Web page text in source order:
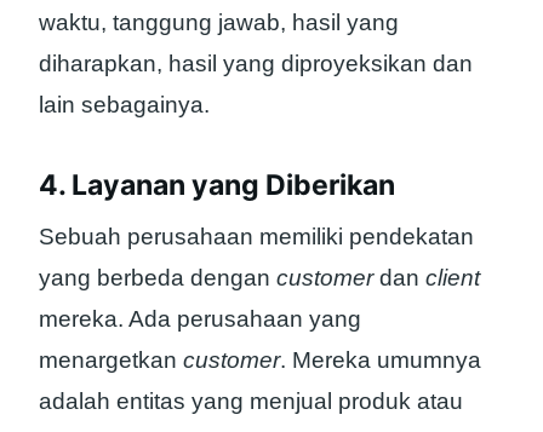
waktu, tanggung jawab, hasil yang
diharapkan, hasil yang diproyeksikan dan
lain sebagainya.
4. Layanan yang Diberikan
Sebuah perusahaan memiliki pendekatan
yang berbeda dengan customerdan client
mereka. Ada perusahaan yang
menargetkan customer. Mereka umumnya
adalah entitas yang menjual produk atau